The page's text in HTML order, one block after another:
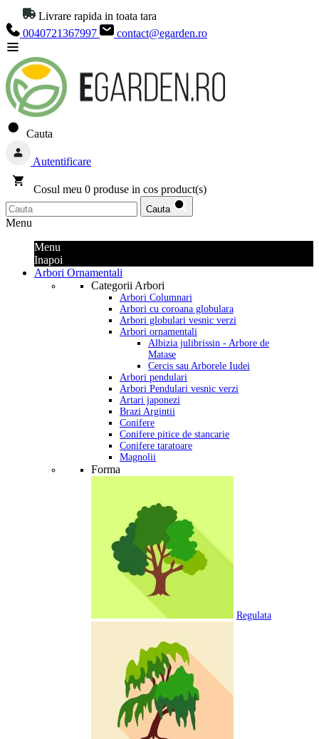
Livrare rapida in toata tara
0040721367997
contact@egarden.ro
Cauta
Autentificare
Cosul meu 0 produse in cos product(s)
Cauta
Menu
Menu
Inapoi
Arbori Ornamentali
Categorii Arbori
Arbori Columnari
Arbori cu coroana globulara
Arbori globulari vesnic verzi
Arbori ornamentali
Albizia julibrissin - Arbore de
Matase
Cercis sau Arborele Iudei
Arbori pendulari
Arbori Pendulari vesnic verzi
Artari japonezi
Brazi Argintii
Conifere
Conifere pitice de stancarie
Conifere taratoare
Magnolii
Forma
Regulata